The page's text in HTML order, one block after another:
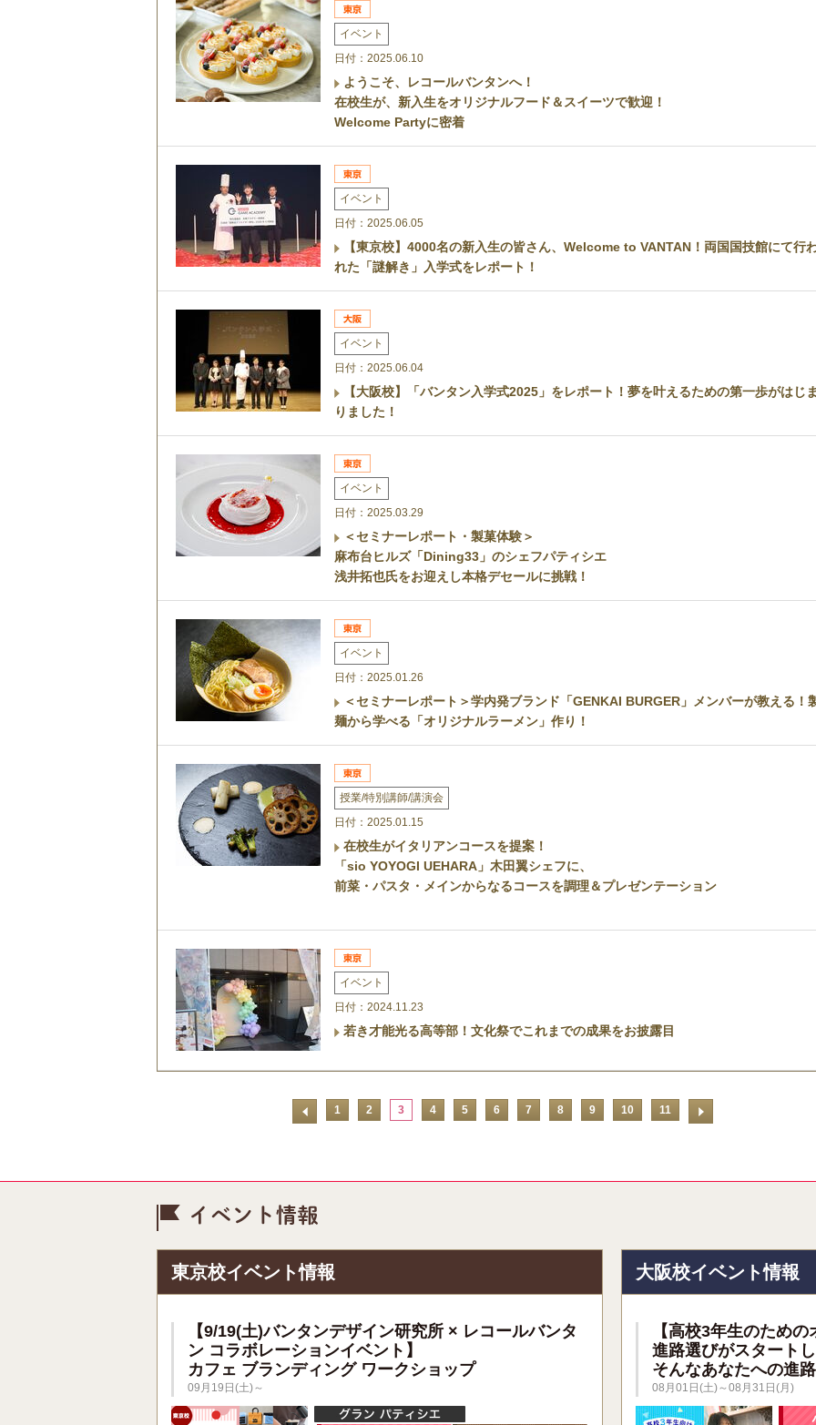
イベント
日付：2025.06.10
ようこそ、レコールバンタンへ！
在校生が、新入生をオリジナルフード＆スイーツで歓迎！
Welcome Partyに密着
イベント
日付：2025.06.05
【東京校】4000名の新入生の皆さん、Welcome to VANTAN！両国国技館にて行
れた「謎解き」入学式をレポート！
イベント
日付：2025.06.04
【大阪校】「バンタン入学式2025」をレポート！夢を叶えるための第一歩がはじ
りました！
イベント
日付：2025.03.29
＜セミナーレポート・製菓体験＞
麻布台ヒルズ「Dining33」のシェフパティシエ
浅井拓也氏をお迎えし本格デセールに挑戦！
イベント
日付：2025.01.26
＜セミナーレポート＞学内発ブランド「GENKAI BURGER」メンバーが教える！
麺から学べる「オリジナルラーメン」作り！
授業/特別講師/講演会
日付：2025.01.15
在校生がイタリアンコースを提案！
「sio YOYOGI UEHARA」木田翼シェフに、
前菜・パスタ・メインからなるコースを調理＆プレゼンテーション
イベント
日付：2024.11.23
若き才能光る高等部！文化祭でこれまでの成果をお披露目
1 2 3 4 5 6 7 8 9 10 11
東京校イベント情報
【9/19(土)バンタンデザイン研究所 × レコールバンタ
ン コラボレーションイベント】
カフェ ブランディング ワークショップ
09月19日(土)～
大阪校イベント情報
【高校3年生のため
進路選びがスタート
そんなあなたへの進
08月01日(土)～08月31日(月)